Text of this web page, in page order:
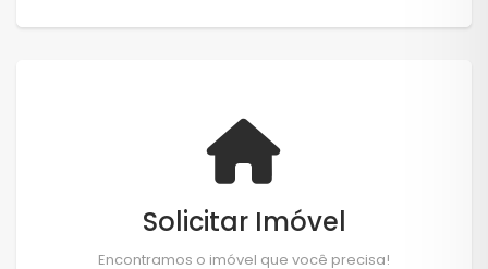
Solicitar Imóvel
Encontramos o imóvel que você precisa!